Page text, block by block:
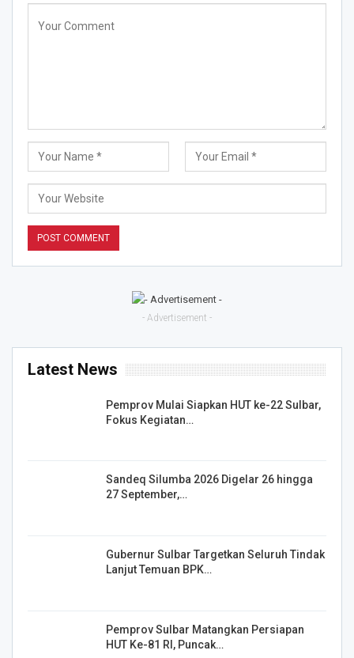
- Advertisement -
Latest News
Pemprov Mulai Siapkan HUT ke-22 Sulbar,
Fokus Kegiatan…
Sandeq Silumba 2026 Digelar 26 hingga
27 September,…
Gubernur Sulbar Targetkan Seluruh Tindak
Lanjut Temuan BPK…
Pemprov Sulbar Matangkan Persiapan
HUT Ke-81 RI, Puncak…